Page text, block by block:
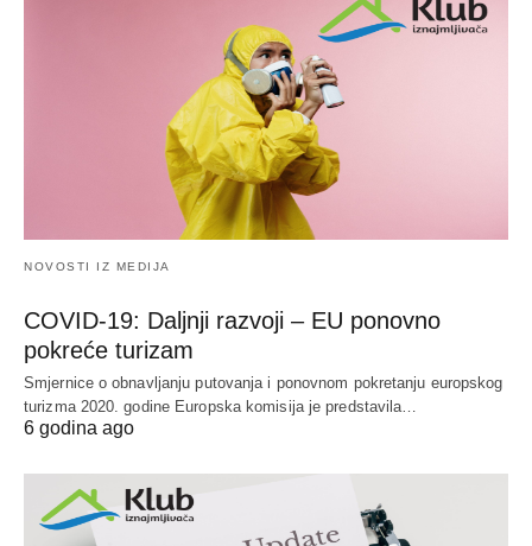
NOVOSTI IZ MEDIJA
COVID-19: Daljnji razvoji – EU ponovno
pokreće turizam
Smjernice o obnavljanju putovanja i ponovnom pokretanju europskog
turizma 2020. godine Europska komisija je predstavila…
6 godina ago